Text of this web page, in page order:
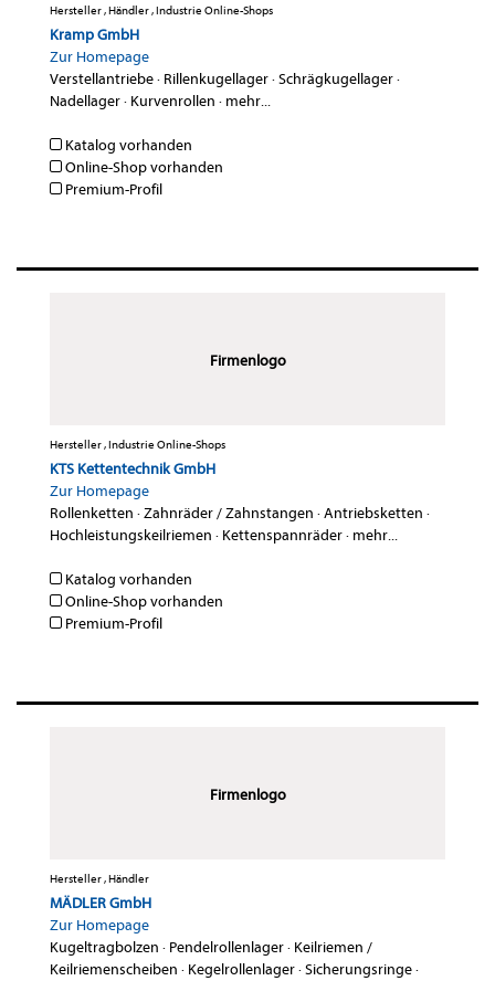
Hersteller , Händler , Industrie Online-Shops
Kramp GmbH
Zur Homepage
Verstellantriebe· Rillenkugellager·Schrägkugellager·
Nadellager· Kurvenrollen · mehr...
Katalog vorhanden
Online-Shop vorhanden
Premium-Profil
Firmenlogo
Hersteller , Industrie Online-Shops
KTS Kettentechnik GmbH
Zur Homepage
Rollenketten ·Zahnräder / Zahnstangen ·Antriebsketten ·
Hochleistungskeilriemen · Kettenspannräder· mehr...
Katalog vorhanden
Online-Shop vorhanden
Premium-Profil
Firmenlogo
Hersteller , Händler
MÄDLER GmbH
Zur Homepage
Kugeltragbolzen · Pendelrollenlager· Keilriemen /
Keilriemenscheiben · Kegelrollenlager·Sicherungsringe·